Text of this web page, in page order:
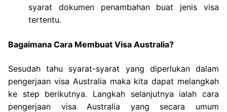
syarat dokumen penambahan buat jenis visa
tertentu.
Bagaimana Cara Membuat Visa Australia?
Sesudah tahu syarat-syarat yang diperlukan dalam
pengerjaan visa Australia maka kita dapat melangkah
ke step berikutnya. Langkah selanjutnya ialah cara
pengerjaan visa Australia yang secara umum